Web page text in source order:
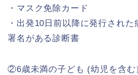
・マスク免除カード
・出発10日前以降に発行され
署名がある診断書
②6歳未満の子ども (幼児を含む